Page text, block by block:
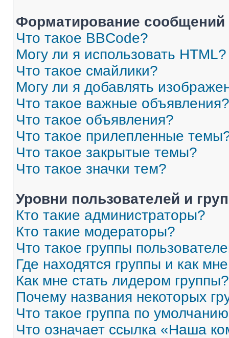
Форматирование
Что такое BBCode?
Могу ли я использовать HTML?
Что такое смайлики?
Могу ли я добавлять
Что такое важные объявления?
Что такое объявления?
Что такое прилепленные
Что такое закрытые темы?
Что такое значки тем?
Уровни пользователей и
Кто такие администраторы?
Кто такие модераторы?
Что такое группы
Где находятся группы и как
Как мне стать лидером группы?
Почему названия некоторых
Что такое группа по
Что означает ссылка «Наша